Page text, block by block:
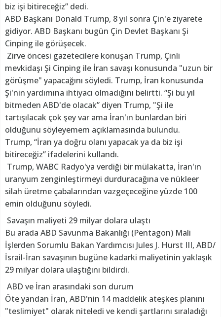
biz işi bitireceğiz” dedi.
ABD Başkanı Donald Trump, 8 yıl sonra Çin'e ziyarete
gidiyor. ABD Başkanı bugün Çin Devlet Başkanı Şi
Cinping ile görüşecek.
Zirve öncesi gazetecilere konuşan Trump, Çinli
mevkidaşı Şi Cinping ile İran savaşı konusunda "uzun bir
görüşme" yapacağını söyledi. Trump, İran konusunda
Şi'nin yardımına ihtiyacı olmadığını belirtti. “Şi bu yıl
bitmeden ABD'de olacak” diyen Trump, "Şi ile
tartışılacak çok şey var ama İran'ın bunlardan biri
olduğunu söyleyemem açıklamasında bulundu.
Trump, “İran ya doğru olanı yapacak ya da biz işi
bitireceğiz” ifadelerini kullandı.
Trump, WABC Radyo'ya verdiği bir mülakatta, İran'ın
uranyum zenginleştirmeyi durduracağına ve nükleer
silah üretme çabalarından vazgeçeceğine yüzde 100
emin olduğunu söyledi.
Savaşın maliyeti 29 milyar dolara ulaştı
Bu arada ABD Savunma Bakanlığı (Pentagon) Mali
İşlerden Sorumlu Bakan Yardımcısı Jules J. Hurst III, ABD/
İsrail-İran savaşının bugüne kadarki maliyetinin yaklaşık
29 milyar dolara ulaştığını bildirdi.
ABD ve İran arasındaki son durum
Öte yandan İran, ABD'nin 14 maddelik ateşkes planını
"teslimiyet" olarak niteledi ve kendi şartlarını sıraladığı